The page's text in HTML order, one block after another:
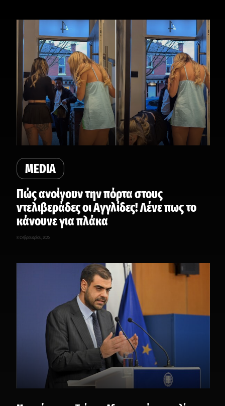
MEDIA
Πώς ανοίγουν την πόρτα στους
ντελιβεράδες οι Αγγλίδες! Λένε πως το
κάνουνε για πλάκα
8 Φεβρουαρίου, 2026